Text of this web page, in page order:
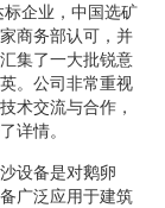
企业，中国选矿
商务部认可，并
集了一大批锐意
。公司非常重视
术交流与合作，
详情。
设备是对鹅卵
广泛应用于建筑